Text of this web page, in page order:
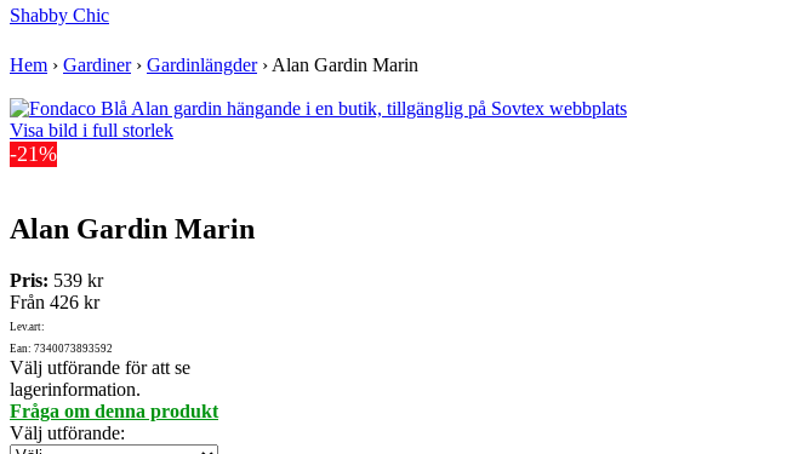
Shabby Chic
Hem › Gardiner› Gardinlängder›Alan Gardin Marin
Visa bild i full storlek
-21%
Alan Gardin Marin
Pris: 539 kr
Från 426 kr
Lev.art:
Ean: 7340073893592
Välj utförande för att se
lagerinformation.
Fråga om denna produkt
Välj utförande: